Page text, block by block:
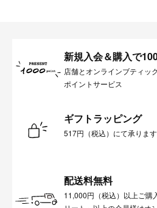
新規入会＆購入で
店舗とオンラインブティッ
ポイントサービス
ギフトラッピング
517円（税込）にて承ります
配送料無料
11,000円（税込）以上ご購